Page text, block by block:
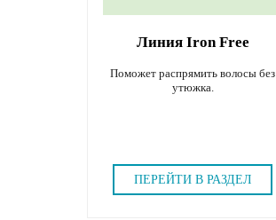
Линия Iron Free
Поможет распрямить волосы без
утюжка.
ПЕРЕЙТИ В РАЗДЕЛ